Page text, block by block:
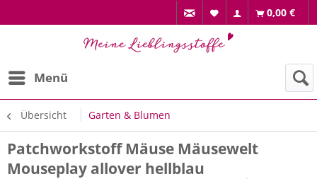
0,00 €
Menü
Übersicht Garten & Blumen
Patchworkstoff Mäuse Mäusewelt
Mouseplay allover hellblau